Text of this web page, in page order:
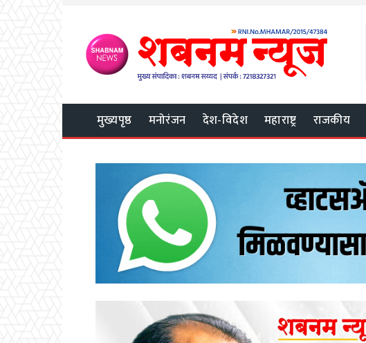
मुख्यपृष्ठ मनोरंजन देश-विदेश महाराष्ट्र राजकीय